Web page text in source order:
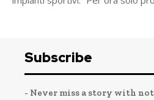
Subscribe
- Never miss a story with